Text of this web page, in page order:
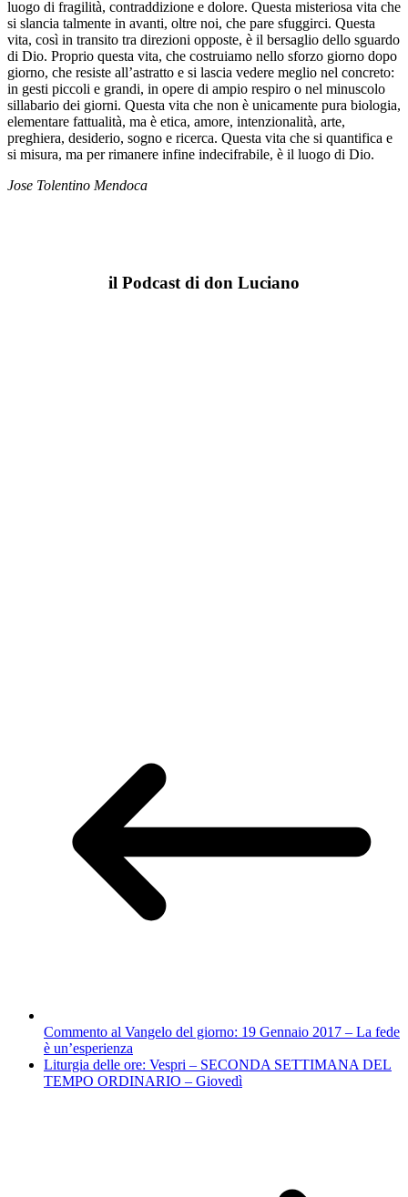
luogo di fragilità, contraddizione e dolore. Questa misteriosa vita che
si slancia talmente in avanti, oltre noi, che pare sfuggirci. Questa
vita, così in transito tra direzioni opposte, è il bersaglio dello sguardo
di Dio. Proprio questa vita, che costruiamo nello sforzo giorno dopo
giorno, che resiste all’astratto e si lascia vedere meglio nel concreto:
in gesti piccoli e grandi, in opere di ampio respiro o nel minuscolo
sillabario dei giorni. Questa vita che non è unicamente pura biologia,
elementare fattualità, ma è etica, amore, intenzionalità, arte,
preghiera, desiderio, sogno e ricerca. Questa vita che si quantifica e
si misura, ma per rimanere infine indecifrabile, è il luogo di Dio.
Jose Tolentino Mendoca
il Podcast di don Luciano
Commento al Vangelo del giorno: 19 Gennaio 2017 – La fede
è un’esperienza
Liturgia delle ore: Vespri – SECONDA SETTIMANA DEL
TEMPO ORDINARIO – Giovedì